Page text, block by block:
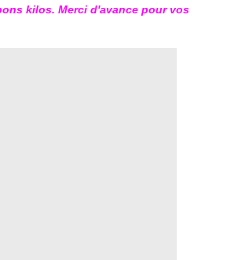
kilos. Merci d'avance pour vos